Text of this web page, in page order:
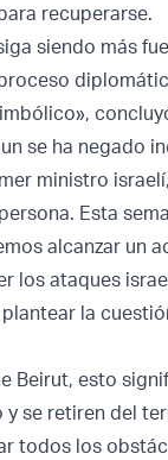
recuperarse.
siendo más
se ha negado
ministro
Esta
alcanzar un
los ataques
la
Beirut, esto
y se retiren del
todos los